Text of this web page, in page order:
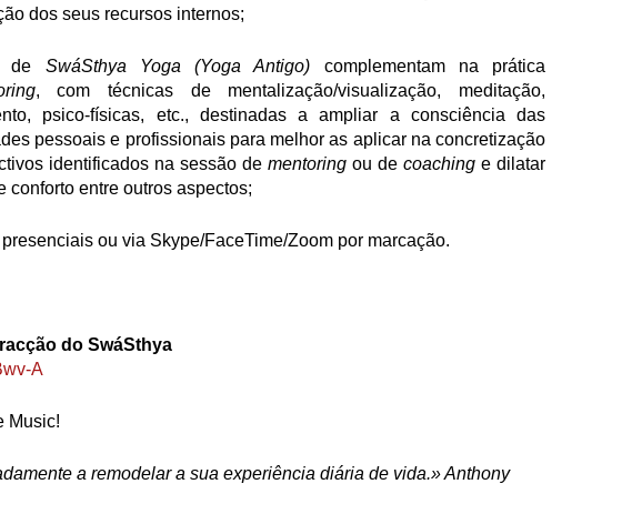
dos seus recursos internos;
de SwáSthya Yoga (Yoga Antigo) complementam na prática
, com técnicas de mentalização/visualização, meditação,
psico-físicas, etc., destinadas a ampliar a consciência das
pessoais e profissionais para melhor as aplicar na concretização
identificados na sessão de mentoring ou de coaching e dilatar
conforto entre outros aspectos;
ou via Skype/FaceTime/Zoom por marcação.
do SwáSthya
A
Music!
a remodelar a sua experiência diária de vida.» Anthony